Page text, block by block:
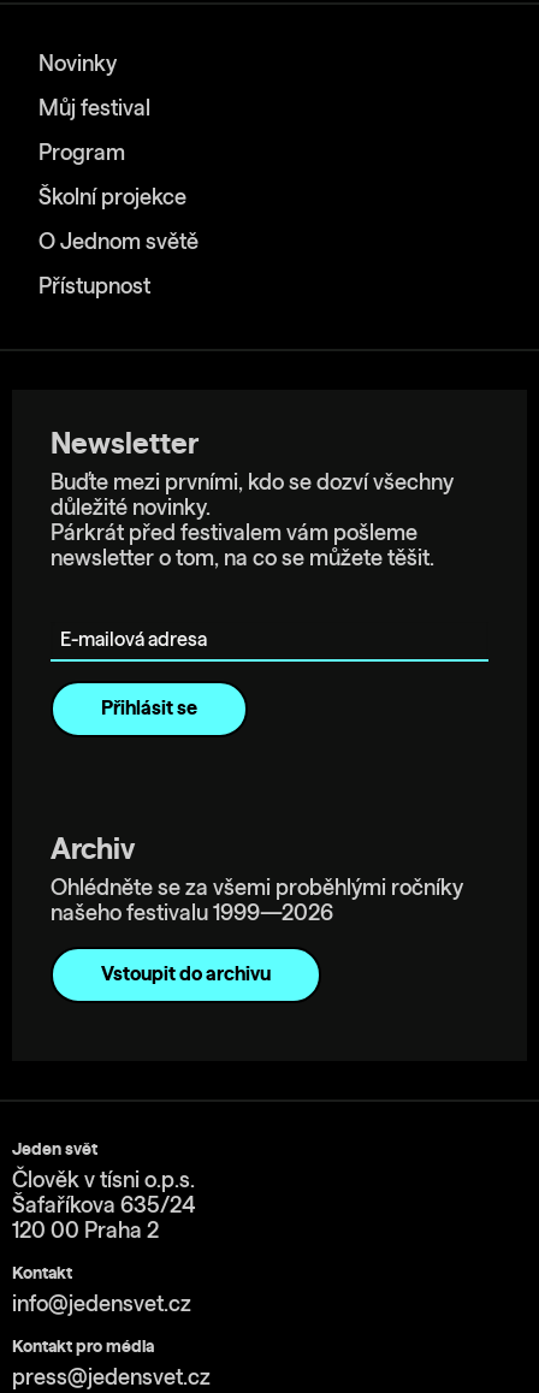
Novinky
Můj festival
Program
Školní projekce
O Jednom světě
Přístupnost
Newsletter
Buďte mezi prvními, kdo se dozví všechny
důležité novinky.
Párkrát před festivalem vám pošleme
newsletter o tom, na co se můžete těšit.
Archiv
Ohlédněte se za všemi proběhlými ročníky
našeho festivalu 1999—2026
Vstoupit do archivu
Jeden svět
Člověk v tísni o.p.s.
Šafaříkova 635/24
120 00 Praha 2
Kontakt
info@jedensvet.cz
Kontakt pro média
press@jedensvet.cz